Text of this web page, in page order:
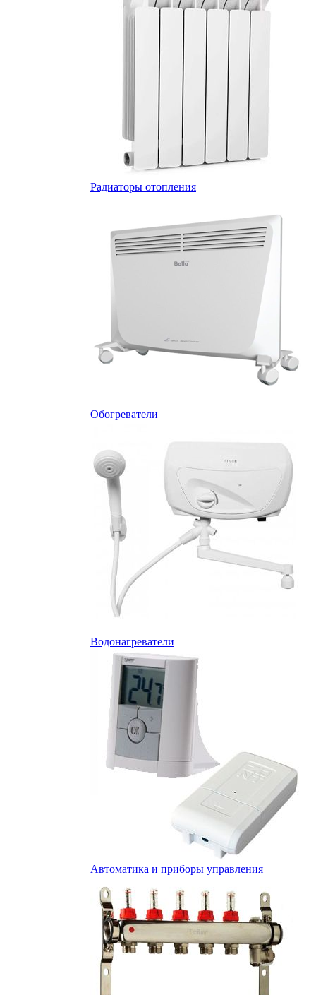
Радиаторы отопления
Обогреватели
Водонагреватели
Автоматика и приборы управления